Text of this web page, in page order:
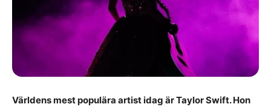
Världens mest populära artist idag är Taylor Swift. Hon